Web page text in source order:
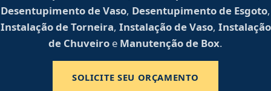
Desentupimento de Vaso, Desentupimento de Esgoto,
Instalação de Torneira, Instalação de Vaso, Instalação
de Chuveiro e Manutenção de Box.
SOLICITE SEU ORÇAMENTO